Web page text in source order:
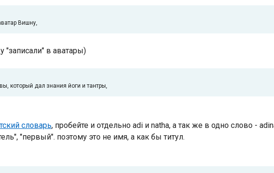
Вишну,
в аватары)
который дал знания йоги и тантры,
словарь, пробейте и отдельно adi и natha, а так же в одно слово -
"первый". поэтому это не имя, а как бы титул.